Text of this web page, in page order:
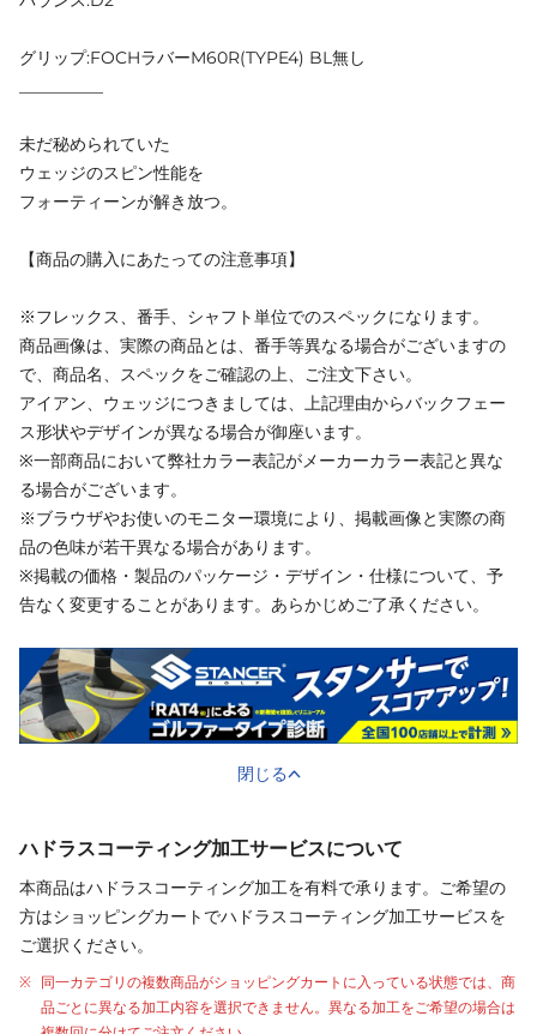
グリップ:FOCHラバーM60R(TYPE4) BL無し
未だ秘められていた
ウェッジのスピン性能を
フォーティーンが解き放つ。
【商品の購入にあたっての注意事項】
※フレックス、番手、シャフト単位でのスペックになります。
商品画像は、実際の商品とは、番手等異なる場合がございますの
で、商品名、スペックをご確認の上、ご注文下さい。
アイアン、ウェッジにつきましては、上記理由からバックフェー
ス形状やデザインが異なる場合が御座います。
※一部商品において弊社カラー表記がメーカーカラー表記と異な
る場合がございます。
※ブラウザやお使いのモニター環境により、掲載画像と実際の商
品の色味が若干異なる場合があります。
※掲載の価格・製品のパッケージ・デザイン・仕様について、予
告なく変更することがあります。あらかじめご了承ください。
閉じる
ハドラスコーティング加工サービスについて
本商品はハドラスコーティング加工を有料で承ります。ご希望の
方はショッピングカートでハドラスコーティング加工サービスを
ご選択ください。
同一カテゴリの複数商品がショッピングカートに入っている状態では、商
品ごとに異なる加工内容を選択できません。異なる加工をご希望の場合は